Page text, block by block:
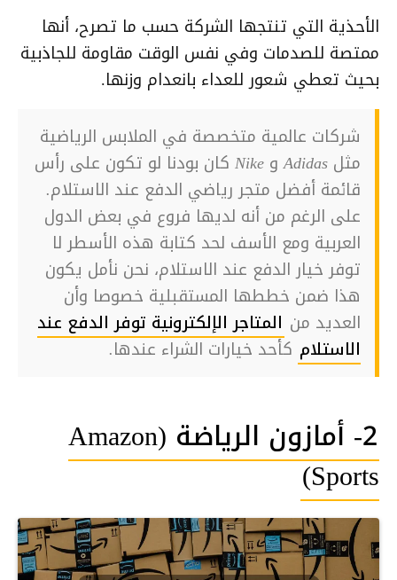
الأحذية التي تنتجها الشركة حسب ما تصرح، أنها
ممتصة للصدمات وفي نفس الوقت مقاومة للجاذبية
بحيث تعطي شعور للعداء بانعدام وزنها.
شركات عالمية متخصصة في الملابس الرياضية
مثل Adidas و Nike كان بودنا لو تكون على رأس
قائمة أفضل متجر رياضي الدفع عند الاستلام.
على الرغم من أنه لديها فروع في بعض الدول
العربية ومع الأسف لحد كتابة هذه الأسطر لا
توفر خيار الدفع عند الاستلام، نحن نأمل يكون
هذا ضمن خططها المستقبلية خصوصا وأن
العديد من المتاجر الإلكترونية توفر الدفع عند
الاستلام كأحد خيارات الشراء عندها.
2- أمازون الرياضة (Amazon
Sports)